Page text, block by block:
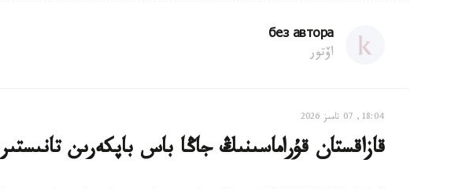
без автора
اۆتور
18:04, 07 تامىز 2026
قازاقستان قۇراماسىنىڭ جاڭا باس باپكەرىن